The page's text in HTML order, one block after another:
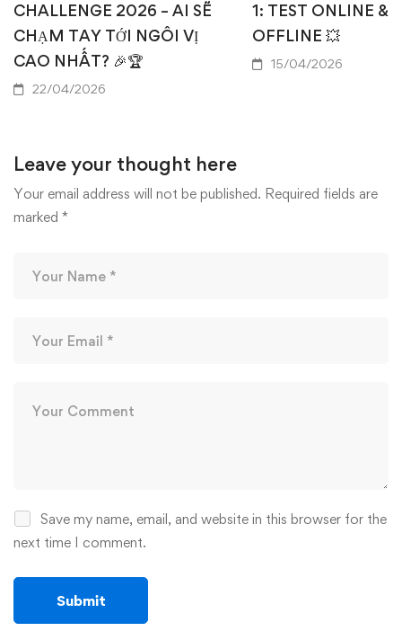
CHALLENGE 2026 – AI SẼ
CHẠM TAY TỚI NGÔI VỊ
CAO NHẤT? 🎉🏆
22/04/2026
1: TEST ONLINE &
OFFLINE 💥
15/04/2026
Leave your thought here
Your email address will not be published. Required fields are
marked *
Save my name, email, and website in this browser for the
next time I comment.